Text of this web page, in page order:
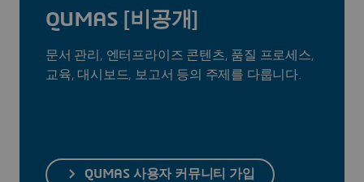
QUMAS [비공개]
문서 관리, 엔터프라이즈 콘텐츠, 품질 프로세스,
교육, 대시보드, 보고서 등의 주제를 다룹니다.
QUMAS 사용자 커뮤니티 가입